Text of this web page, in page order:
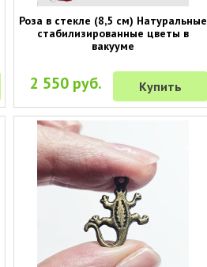
Роза в стекле (8,5 см) Натуральные
стабилизированные цветы в
вакууме
2 550 руб. Купить